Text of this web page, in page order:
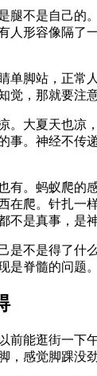
不是自己的。
人形容像隔了
脚站，正常人
觉，那就要注意
大夏天也凉，
事。神经不传
。蚂蚁爬的
在爬。针扎一
不是真事，是
不是得了什么
是脊髓的问题。
能逛街一下午
，感觉脚踝没